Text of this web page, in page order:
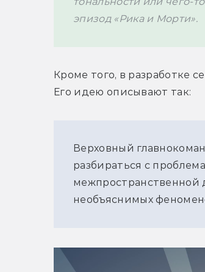
Кроме того, в разработке
Верховный
разбираться с
межпространственной
необъяснимых